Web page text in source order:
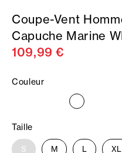
Coupe-Vent
Capuche Marine
109,99 €
Couleur
Taille
S M L XL